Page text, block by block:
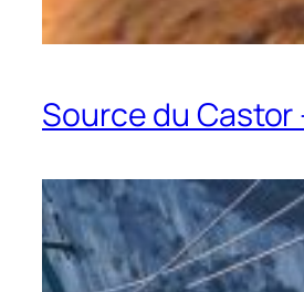
Source du Castor